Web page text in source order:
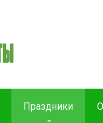
Праздники